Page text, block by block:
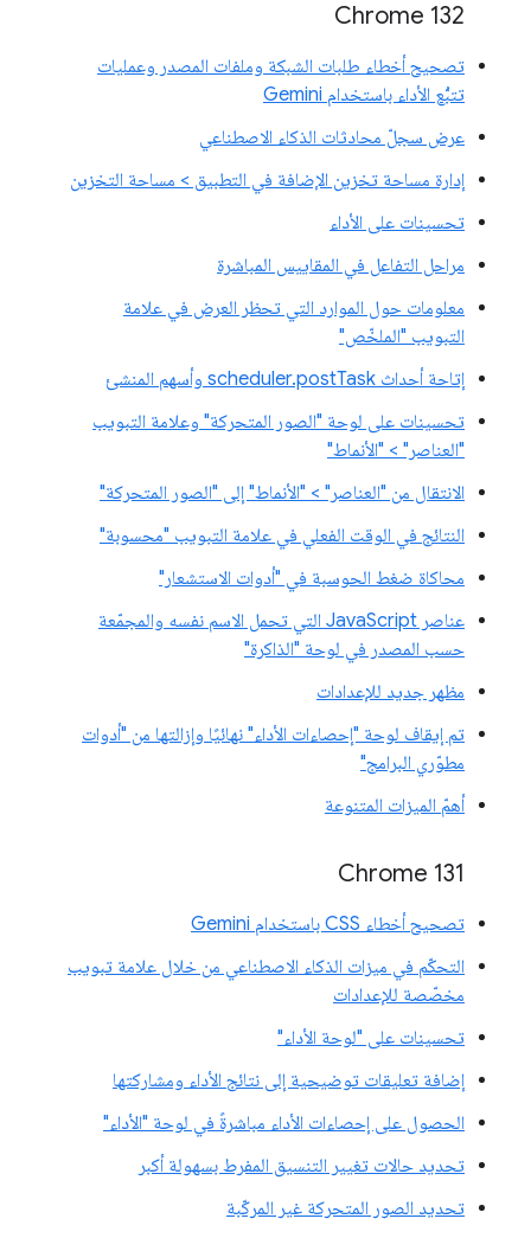
Chrome 132
تصحيح أخطاء طلبات الشبكة وملفات المصدر وعمليات
تتبُّع الأداء باستخدام Gemini
عرض سجلّ محادثات الذكاء الاصطناعي
إدارة مساحة تخزين الإضافة في التطبيق > مساحة التخزين
تحسينات على الأداء
مراحل التفاعل في المقاييس المباشرة
معلومات حول الموارد التي تحظر العرض في علامة
التبويب "الملخّص"
إتاحة أحداث scheduler.postTask وأسهم المنشئ
تحسينات على لوحة "الصور المتحركة" وعلامة التبويب
"العناصر" > "الأنماط"
الانتقال من "العناصر" > "الأنماط" إلى "الصور المتحركة"
النتائج في الوقت الفعلي في علامة التبويب "محسوبة"
محاكاة ضغط الحوسبة في "أدوات الاستشعار"
عناصر JavaScript التي تحمل الاسم نفسه والمجمّعة
حسب المصدر في لوحة "الذاكرة"
مظهر جديد للإعدادات
تم إيقاف لوحة "إحصاءات الأداء" نهائيًا وإزالتها من "أدوات
مطوّري البرامج"
أهمّ الميزات المتنوعة
Chrome 131
تصحيح أخطاء CSS باستخدام Gemini
التحكّم في ميزات الذكاء الاصطناعي من خلال علامة تبويب
مخصّصة للإعدادات
تحسينات على "لوحة الأداء"
إضافة تعليقات توضيحية إلى نتائج الأداء ومشاركتها
الحصول على إحصاءات الأداء مباشرةً في لوحة "الأداء"
تحديد حالات تغيير التنسيق المفرط بسهولة أكبر
تحديد الصور المتحركة غير المركّبة